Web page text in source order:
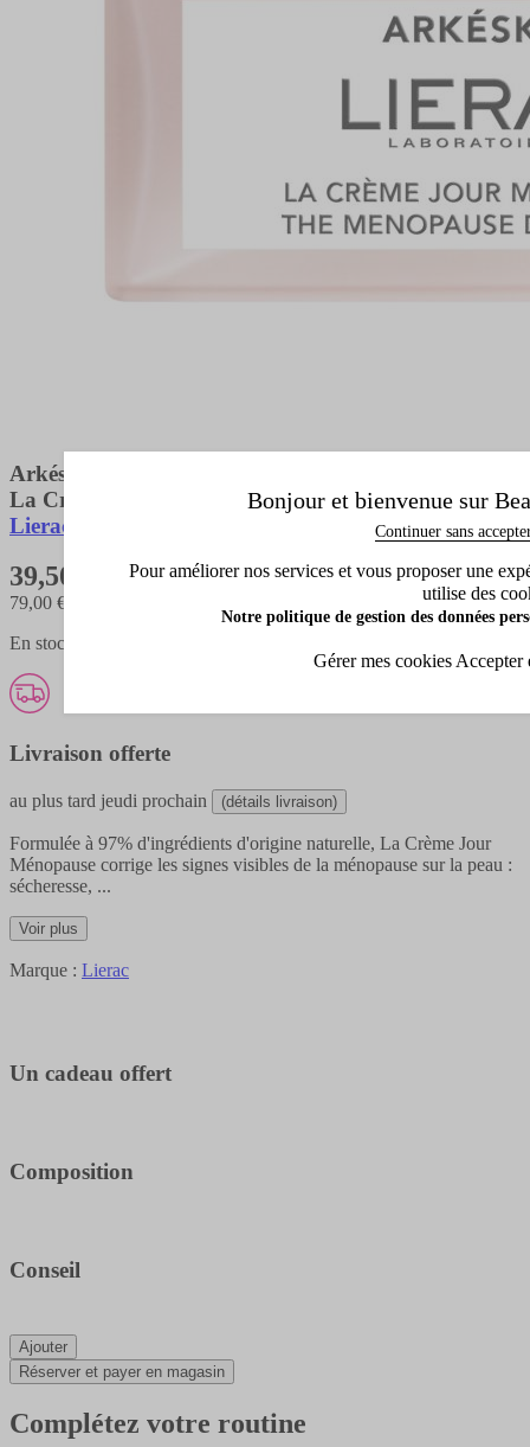
Arkéskin
La Crème Jour Ménopause
Lierac
39,50 €
79,00 €
En stock - expédié en 1 à 3 jours
Livraison offerte
au plus tard jeudi prochain (détails livraison)
Formulée à 97% d'ingrédients d'origine naturelle, La Crème Jour
Ménopause corrige les signes visibles de la ménopause sur la peau :
sécheresse, ...
Voir plus
Marque : Lierac
Un cadeau offert
Composition
Conseil
Ajouter
Réserver et payer en magasin
Complétez votre routine
Bonjour et bienvenue sur
Continuer sans
Pour améliorer nos services et vous proposer une
utilise des
Notre politique de gestion des données
Gérer mes cookies Accepter